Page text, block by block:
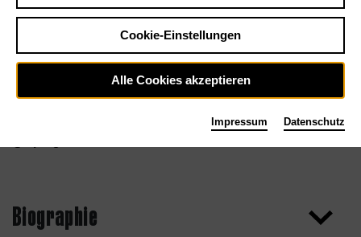
Biographie
Cookie-Einstellungen
Alle Cookies akzeptieren
Impressum Datenschutz